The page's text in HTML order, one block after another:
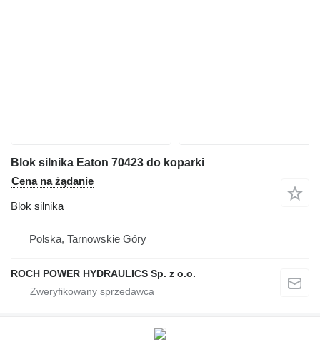
Blok silnika Eaton 70423 do koparki
Cena na żądanie
Blok silnika
Polska, Tarnowskie Góry
ROCH POWER HYDRAULICS Sp. z o.o.